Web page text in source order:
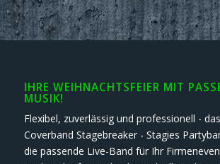
IHRE WEIHNACHTSFEIER MIT
MUSIK!
Flexibel, zuverlässig und professionell -
Coverband Stagebreaker - Stagies
die passende Live-Band für Ihr